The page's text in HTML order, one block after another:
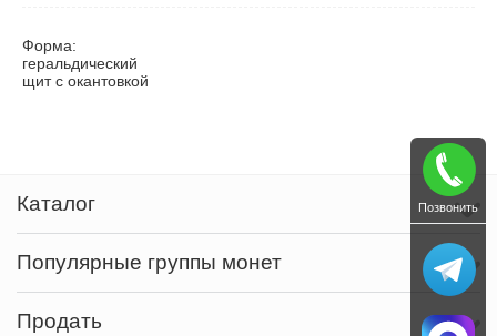
Форма:
геральдический
щит с окантовкой
Каталог
Популярные группы монет
Продать
Позвонить